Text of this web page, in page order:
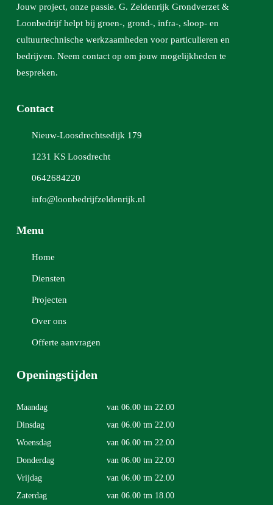
Jouw project, onze passie. G. Zeldenrijk Grondverzet &
Loonbedrijf helpt bij groen-, grond-, infra-, sloop- en
cultuurtechnische werkzaamheden voor particulieren en
bedrijven. Neem contact op om jouw mogelijkheden te
bespreken.
Contact
Nieuw-Loosdrechtsedijk 179
1231 KS Loosdrecht
0642684220
info@loonbedrijfzeldenrijk.nl
Menu
Home
Diensten
Projecten
Over ons
Offerte aanvragen
Openingstijden
Maandag
van 06.00 tm 22.00
Dinsdag
van 06.00 tm 22.00
Woensdag
van 06.00 tm 22.00
Donderdag
van 06.00 tm 22.00
Vrijdag
van 06.00 tm 22.00
Zaterdag
van 06.00 tm 18.00